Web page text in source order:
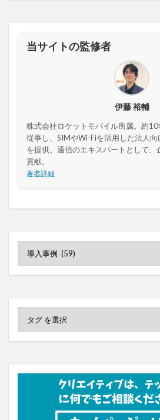
当サイトの監修者
伊藤 裕輔
株式会社ロケットモバイル所属。約
従事し、SIMやWi-Fiを活用した法人
を提供。通信のエキスパートとして、
貢献。
著者詳細